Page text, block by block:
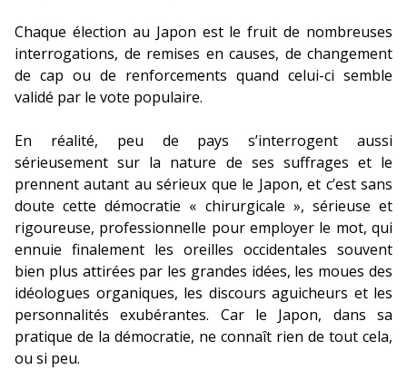
Chaque élection au Japon est le fruit de nombreuses
interrogations, de remises en causes, de changement
de cap ou de renforcements quand celui-ci semble
validé par le vote populaire.
En réalité, peu de pays s’interrogent aussi
sérieusement sur la nature de ses suffrages et le
prennent autant au sérieux que le Japon, et c’est sans
doute cette démocratie « chirurgicale », sérieuse et
rigoureuse, professionnelle pour employer le mot, qui
ennuie finalement les oreilles occidentales souvent
bien plus attirées par les grandes idées, les moues des
idéologues organiques, les discours aguicheurs et les
personnalités exubérantes. Car le Japon, dans sa
pratique de la démocratie, ne connaît rien de tout cela,
ou si peu.